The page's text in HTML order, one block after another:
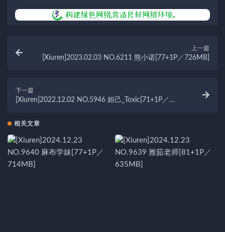
上一篇
[Xiuren]2023.02.03 NO.6211 熊小诺[77+1P／726MB]
下一篇
[Xiuren]2022.12.02 NO.5946 妲己_Toxic[71+1P／
相关文章